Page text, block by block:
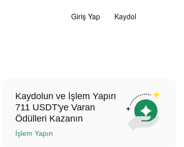
Giriş Yap Kaydol
Kaydolun ve İşlem Yapın
711 USDT'ye Varan
Ödülleri Kazanın
İşlem Yapın